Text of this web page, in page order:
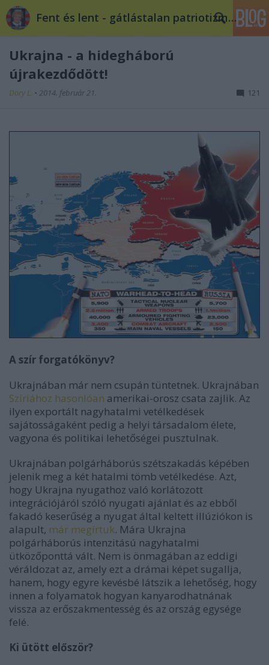
Fent és lent - gátlástalan patriotizmus
Ukrajna - a hidegháború
újrakezdődött!
Döry L. • 2014. február 21. 121
A szír forgatókönyv?
Ukrajnában már nem csupán tüntetnek. Ukrajnában
Szíriához hasonlóan amerikai-orosz csata zajlik. Az
ilyen exportált nagyhatalmi vetélkedések
sajátosságaként pedig a helyi társadalom élete,
vagyona és politikai lehetőségei pusztulnak.
Ukrajnában polgárháborús szétszakadás képében
jelenik meg a két hatalmi tömb vetélkedése. Azt,
hogy Ukrajna nyugathoz való korlátozott
integrációjáról szóló nyugati ajánlat és az ebből
fakadó keserűség a nyugat által keltett illúziókon is
alapult, már megírtuk. Mára Ukrajna
polgárháborús intenzitású nagyhatalmi
ütközőponttá vált. Nem is önmagában az eddigi
véráldozat az, amely ezt a drámai képet sugallja,
hanem, hogy egyre kevésbé látszik a lehetőség, hogy
innen a folyamatok hogyan kanyarodhatnának
vissza az erőszakmentesség és az ország egysége
felé.
Ki ütött először?